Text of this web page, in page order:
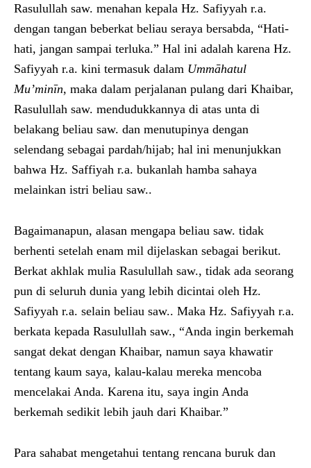
Rasulullah saw. menahan kepala Hz. Safiyyah r.a.
dengan tangan beberkat beliau seraya bersabda, “Hati-
hati, jangan sampai terluka.” Hal ini adalah karena Hz.
Safiyyah r.a. kini termasuk dalam Ummāhatul
Mu’minīn, maka dalam perjalanan pulang dari Khaibar,
Rasulullah saw. mendudukkannya di atas unta di
belakang beliau saw. dan menutupinya dengan
selendang sebagai pardah/hijab; hal ini menunjukkan
bahwa Hz. Saffiyah r.a. bukanlah hamba sahaya
melainkan istri beliau saw..
Bagaimanapun, alasan mengapa beliau saw. tidak
berhenti setelah enam mil dijelaskan sebagai berikut.
Berkat akhlak mulia Rasulullah saw., tidak ada seorang
pun di seluruh dunia yang lebih dicintai oleh Hz.
Safiyyah r.a. selain beliau saw.. Maka Hz. Safiyyah r.a.
berkata kepada Rasulullah saw., “Anda ingin berkemah
sangat dekat dengan Khaibar, namun saya khawatir
tentang kaum saya, kalau-kalau mereka mencoba
mencelakai Anda. Karena itu, saya ingin Anda
berkemah sedikit lebih jauh dari Khaibar.”
Para sahabat mengetahui tentang rencana buruk dan